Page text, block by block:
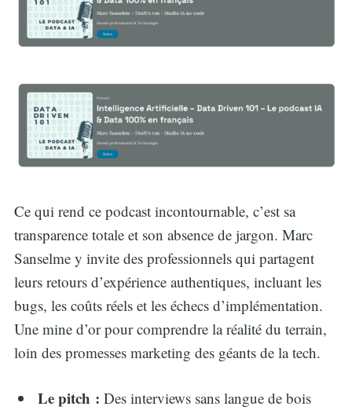
Ce qui rend ce podcast incontournable, c’est sa
transparence totale et son absence de jargon. Marc
Sanselme y invite des professionnels qui partagent
leurs retours d’expérience authentiques, incluant les
bugs, les coûts réels et les échecs d’implémentation.
Une mine d’or pour comprendre la réalité du terrain,
loin des promesses marketing des géants de la tech.
Le pitch : Des interviews sans langue de bois